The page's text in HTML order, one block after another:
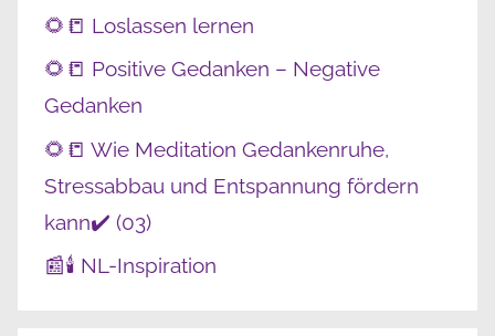
🌻📒 Loslassen lernen
🌻📒 Positive Gedanken – Negative
Gedanken
🌻📒 Wie Meditation Gedankenruhe,
Stressabbau und Entspannung fördern
kann✔️ (03)
📰🕯️ NL-Inspiration